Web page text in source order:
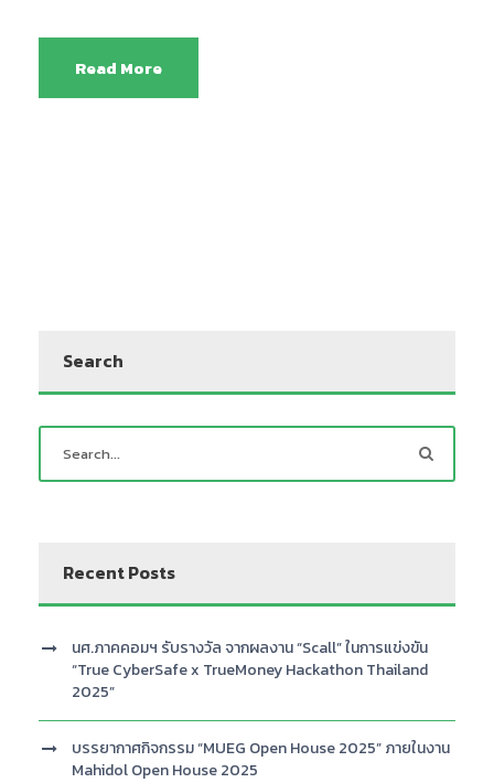
Read More
Search
Recent Posts
นศ.ภาคคอมฯ รับรางวัล จากผลงาน “Scall” ในการแข่งขัน
“True CyberSafe x TrueMoney Hackathon Thailand
2025”
บรรยากาศกิจกรรม “MUEG Open House 2025” ภายในงาน
Mahidol Open House 2025